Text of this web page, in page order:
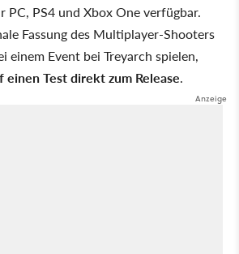
PS4 und Xbox One verfügbar.
Fassung des Multiplayer-Shooters
einem Event bei Treyarch spielen,
Test direkt zum Release.